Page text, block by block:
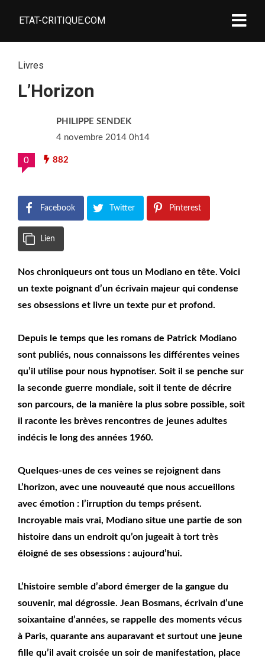
ETAT-CRITIQUE.COM
Livres
L’Horizon
PHILIPPE SENDEK
4 novembre 2014 0h14
0 882
Facebook Twitter Pinterest
Lien
Nos chroniqueurs ont tous un Modiano en tête. Voici
un texte poignant d’un écrivain majeur qui condense
ses obsessions et livre un texte pur et profond.
Depuis le temps que les romans de Patrick Modiano
sont publiés, nous connaissons les différentes veines
qu’il utilise pour nous hypnotiser. Soit il se penche sur
la seconde guerre mondiale, soit il tente de décrire
son parcours, de la manière la plus sobre possible, soit
il raconte les brèves rencontres de jeunes adultes
indécis le long des années 1960.
Quelques-unes de ces veines se rejoignent dans
L’horizon, avec une nouveauté que nous accueillons
avec émotion : l’irruption du temps présent.
Incroyable mais vrai, Modiano situe une partie de son
histoire dans un endroit qu’on jugeait à tort très
éloigné de ses obsessions : aujourd’hui.
L’histoire semble d’abord émerger de la gangue du
souvenir, mal dégrossie. Jean Bosmans, écrivain d’une
soixantaine d’années, se rappelle des moments vécus
à Paris, quarante ans auparavant et surtout une jeune
fille qu’il avait croisée un soir de manifestation, place